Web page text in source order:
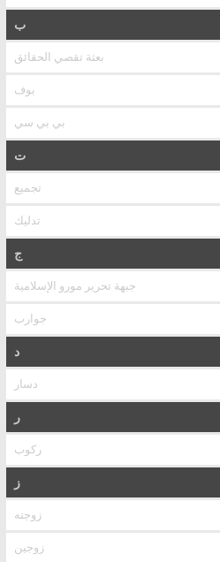
ب
بعثة تقصي الحقائق
بوف
بي بي سي
ت
تجميع
تدليك
ج
جبهة تحرير مورو الإسلامية
جوارب
د
دسار
ر
ركوب
ز
زوجته
زوجين